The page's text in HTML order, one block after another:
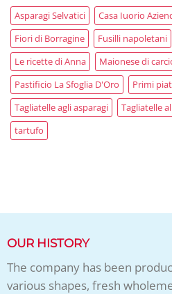
Asparagi Selvatici Casa Iuorio
Fiori di Borragine
Fusilli napoletani
Le ricette di Anna
Maionese di
Pastificio La Sfoglia D'Oro
Primi
Tagliatelle agli asparagi
Tagliatelle
tartufo
OUR HISTORY
The company has been
various shapes, fresh